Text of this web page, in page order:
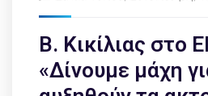
Β. Κικίλιας στο
«Δίνουμε μάχη